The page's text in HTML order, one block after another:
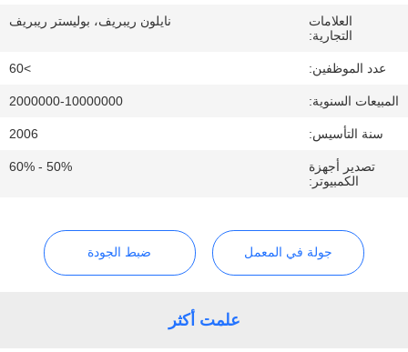
المعمل
مراقبة
الجودة
اتصل
أخبار
العلامات
التجارية:
نايلون ريبريف، بوليستر ريبريف
عدد الموظفين: >60
المبيعات السنوية: 2000000-10000000
سنة التأسيس: 2006
تصدير أجهزة
الكمبيوتر:
50% - 60%
جولة في المعمل ضبط الجودة
علمت أكثر